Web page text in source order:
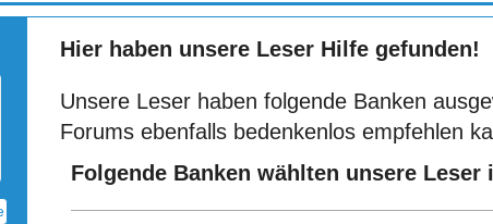
Hier haben unsere Leser Hilfe gefunden!
Unsere Leser haben folgende Banken
Forums ebenfalls bedenkenlos empfehlen
Folgende Banken wählten unsere Leser